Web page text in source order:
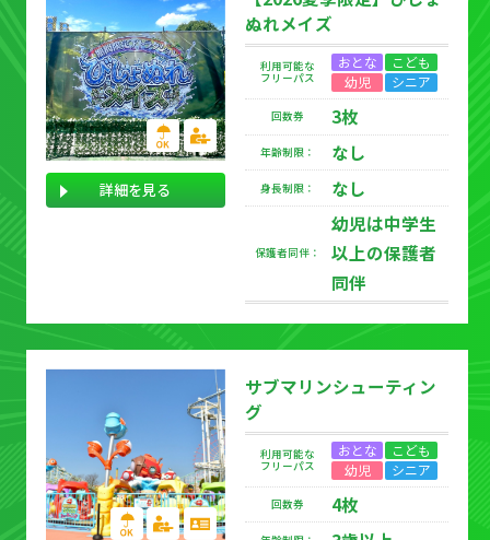
ぬれメイズ
利用可能な
フリーパス
おとな
こども
幼児
シニア
回数券 3枚
年齢制限： なし
身長制限： なし
保護者同伴：
幼児は中学生
以上の保護者
同伴
詳細を見る
サブマリンシューティン
グ
利用可能な
フリーパス
おとな
こども
幼児
シニア
回数券 4枚